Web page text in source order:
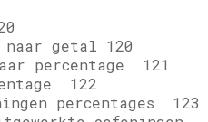
getal 120
percentage 121
122
percentages 123